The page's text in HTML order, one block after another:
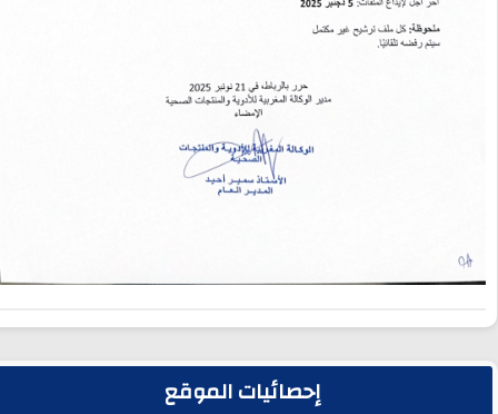
إحصائيات الموقع